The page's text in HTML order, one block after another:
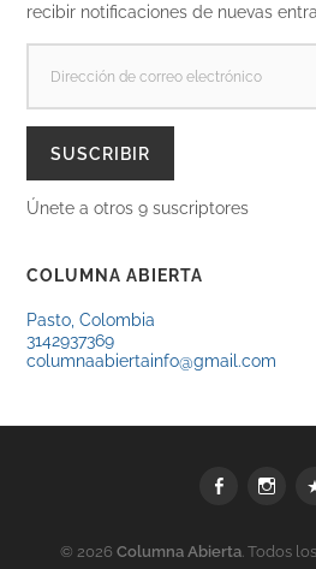
recibir notificaciones de nuevas
CORREO
SUSCRIBIR
Únete a otros 9 suscriptores
COLUMNA ABIERTA
Pasto, Colombia
3142937369
columnaabiertainfo@gmail.com
Facebook
© 2026 Columna Abierta. Todos